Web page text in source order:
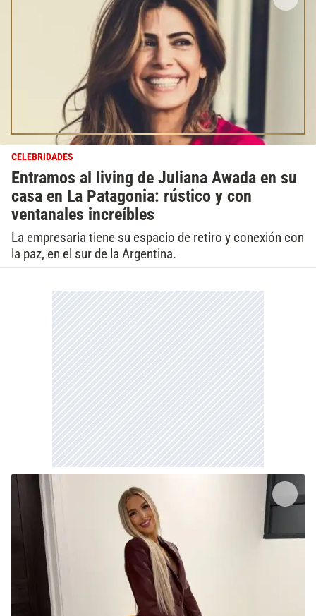
CELEBRIDADES
Entramos al living de Juliana Awada en su
casa en La Patagonia: rústico y con
ventanales increíbles
La empresaria tiene su espacio de retiro y conexión con
la paz, en el sur de la Argentina.